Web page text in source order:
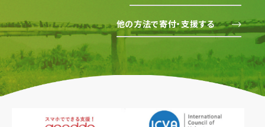
他の方法で寄付・支援する